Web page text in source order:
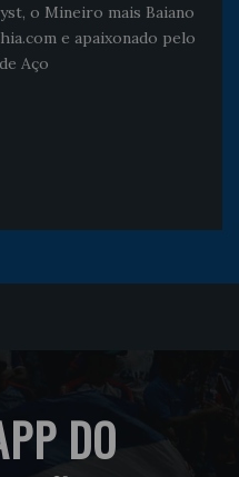
o Mineiro mais Baiano
e apaixonado pelo
Aço
DO